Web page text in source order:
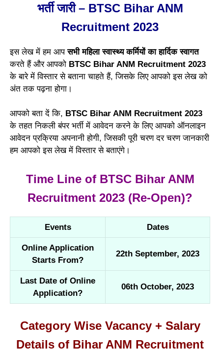
भर्ती जारी – BTSC Bihar ANM
Recruitment 2023
इस लेख में हम आपसभी महिला स्वास्थ्य कर्मियों का हार्दिक स्वागत
करते हैं और आपको BTSC Bihar ANM Recruitment 2023
के बारे में विस्तार से बताना चाहते हैं, जिसके लिए आपको इस लेख को
अंत तक पढ़ना होगा।
आपको बता दें कि, BTSC Bihar ANM Recruitment 2023
के तहत निकली बंपर भर्ती में आवेदन करने के लिए आपको ऑनलाइन
आवेदन प्रक्रिया अपनानी होगी, जिसकी पूरी चरण दर चरण जानकारी
हम आपको इस लेख में विस्तार से बताएंगे।
Time Line of BTSC Bihar ANM
Recruitment 2023 (Re-Open)?
Events Dates
Online Application
Starts From?
22th September, 2023
Last Date of Online
Application?
06th October, 2023
Category Wise Vacancy + Salary
Details of Bihar ANM Recruitment